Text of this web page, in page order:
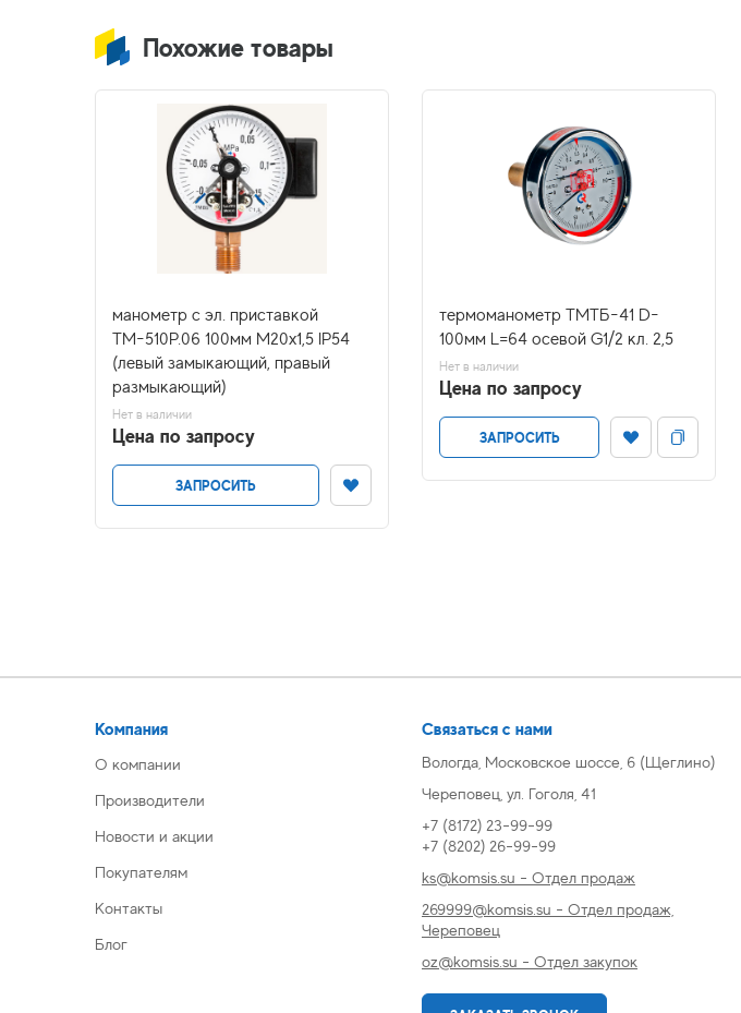
Похожие товары
манометр с эл. приставкой
ТМ-510Р.06 100мм М20х1,5 IP54
(левый замыкающий, правый
размыкающий)
Нет в наличии
Цена по запросу
ЗАПРОСИТЬ
термоманометр ТМТБ-41 D-
100мм L=64 осевой G1/2 кл. 2,5
Нет в наличии
Цена по запросу
ЗАПРОСИТЬ
Компания
О компании
Производители
Новости и акции
Покупателям
Контакты
Блог
Связаться с нами
Вологда, Московское шоссе, 6 (Щеглино)
Череповец, ул. Гоголя, 41
+7 (8172) 23-99-99
+7 (8202) 26-99-99
ks@komsis.su - Отдел продаж
269999@komsis.su - Отдел продаж,
Череповец
oz@komsis.su - Отдел закупок